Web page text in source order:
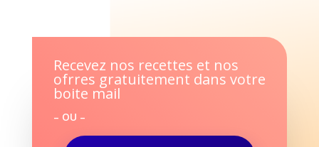
Recevez nos recettes et nos
ofrres gratuitement dans votre
boite mail
– OU –